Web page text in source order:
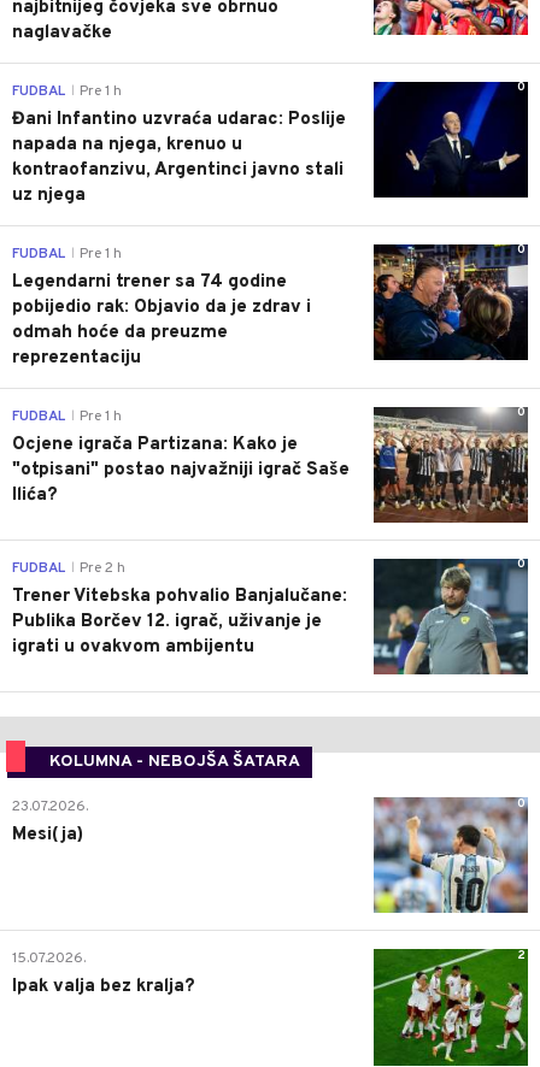
najbitnijeg čovjeka sve obrnuo
naglavačke
0
FUDBAL Pre 1 h
Đani Infantino uzvraća udarac: Poslije
napada na njega, krenuo u
kontraofanzivu, Argentinci javno stali
uz njega
0
FUDBAL Pre 1 h
Legendarni trener sa 74 godine
pobijedio rak: Objavio da je zdrav i
odmah hoće da preuzme
reprezentaciju
0
FUDBAL Pre 1 h
Ocjene igrača Partizana: Kako je
"otpisani" postao najvažniji igrač Saše
Ilića?
0
FUDBAL Pre 2 h
Trener Vitebska pohvalio Banjalučane:
Publika Borčev 12. igrač, uživanje je
igrati u ovakvom ambijentu
KOLUMNA - NEBOJŠA ŠATARA
0
23.07.2026.
Mesi(ja)
2
15.07.2026.
Ipak valja bez kralja?